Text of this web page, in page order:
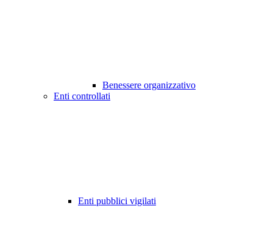
Benessere organizzativo
Enti controllati
Enti pubblici vigilati